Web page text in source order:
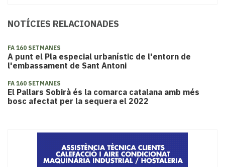
NOTÍCIES RELACIONADES
FA 160 SETMANES
A punt el Pla especial urbanístic de l'entorn de
l'embassament de Sant Antoni
FA 160 SETMANES
​El Pallars Sobirà és la comarca catalana amb més
bosc afectat per la sequera el 2022